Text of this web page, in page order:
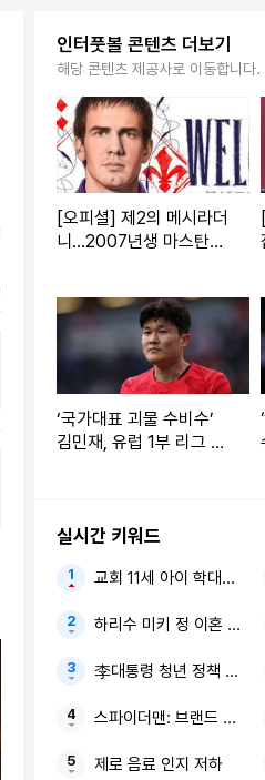
인터풋볼 콘텐츠 더보기
해당 콘텐츠 제공사로 이동합니다.
[오피셜] 제2의 메시라더
니...2007년생 마스탄투
전격 임대!
‘국가대표 괴물 수비수’
김민재, 유럽 1부 리그 2
실시간 키워드
교회 11세 아이 학대치사
하리수 미키 정 이혼 이유
李대통령 청년 정책 결혼
스파이더맨: 브랜드 뉴 데
제로 음료 인지 저하